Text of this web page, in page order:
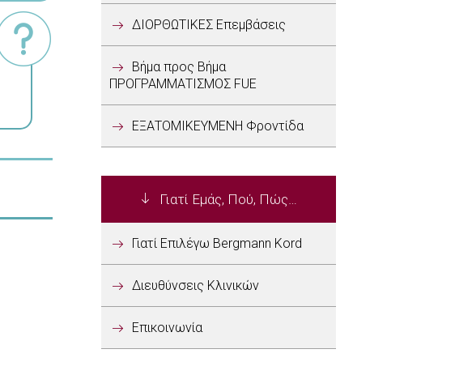
ΔΙΟΡΘΩΤΙΚΕΣ Επεμβάσεις
Βήμα προς Βήμα
ΠΡΟΓΡΑΜΜΑΤΙΣΜΟΣ FUE
ΕΞΑΤΟΜΙΚΕΥΜΕΝΗ Φροντίδα
Γιατί Εμάς, Πού, Πώς…
Γιατί Επιλέγω Bergmann Kord
Διευθύνσεις Κλινικών
Επικοινωνία